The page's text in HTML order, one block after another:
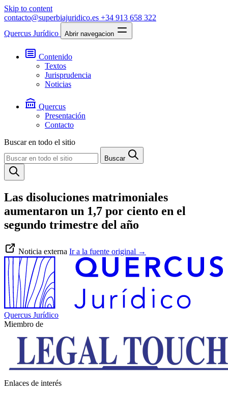
Skip to content
contacto@superbiajuridico.es +34 913 658 322
Quercus Jurídico
Abrir navegacion
Contenido
Textos
Jurisprudencia
Noticias
Quercus
Presentación
Contacto
Buscar en todo el sitio
Buscar
Las disoluciones matrimoniales
aumentaron un 1,7 por ciento en el
segundo trimestre del año
Noticia externa Ir a la fuente original →
Quercus Jurídico
Miembro de
Enlaces de interés